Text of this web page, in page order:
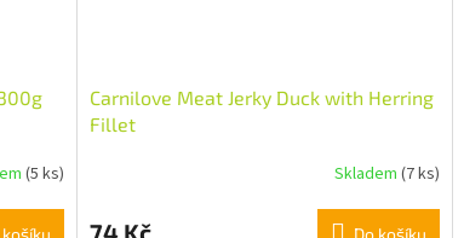
(5 ks)
Carnilove Meat Jerky Duck with Herring
Fillet
Skladem (7 ks)